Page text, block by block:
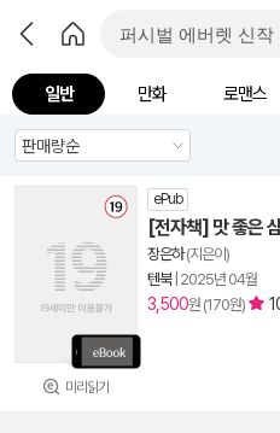
일반 만화 로맨스
미리읽기
ePub
[전자책] 맛 좋은
장은하(지은이)
텐북| 2025년 04월
3,500원 (170원)